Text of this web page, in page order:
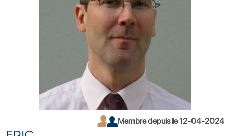
Membre depuis le 12-04-2024